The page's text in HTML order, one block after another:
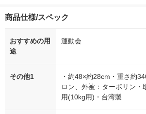
商品仕様/スペック
おすすめの用
途
運動会
その他1
・約48×約28cm・重さ約
ロン、外被：ターポリン・
用(10kg用)・台湾製